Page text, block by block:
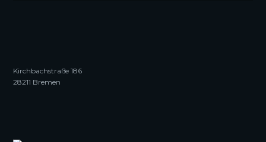
Kirchbachstraße 186
28211 Bremen